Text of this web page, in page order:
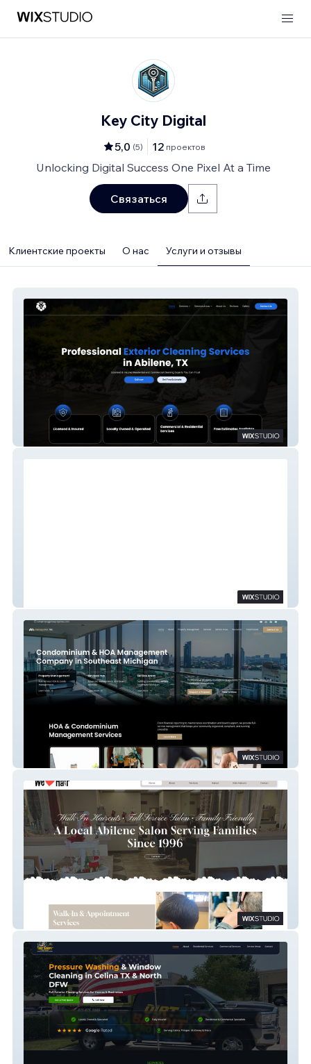
Key City Digital
5,0 (5) 12 проектов
Unlocking Digital Success One Pixel At a Time
Связаться
Клиентские проекты О нас Услуги и отзывы
managemax
We Love Hair